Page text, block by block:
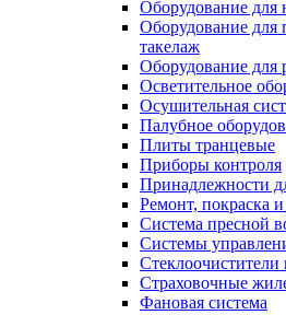
Оборудование для
Оборудование для
такелаж
Оборудование для
Осветительное
Осушительная
Палубное
Плиты транцевые
Приборы контроля
Принадлежности
Ремонт, покраска
Система пресной
Системы
Стеклоочистители
Страховочные
Фановая система